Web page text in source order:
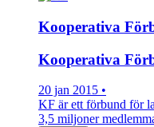
Kooperativa
Kooperativa
20 jan 2015 •
KF är ett förbund för
3,5 miljoner